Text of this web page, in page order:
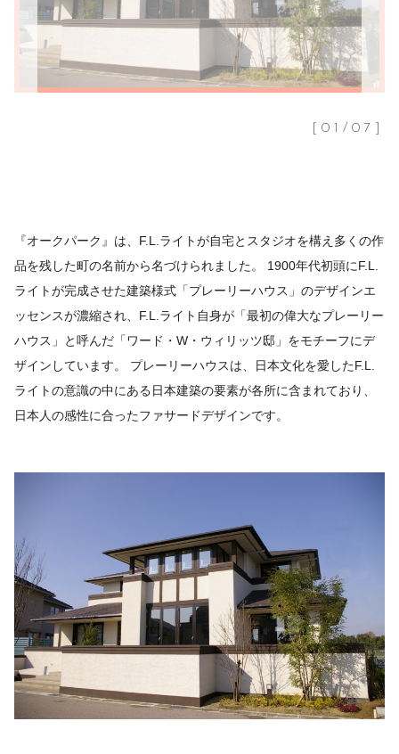
[01 / 07
『オークパーク』は、F.L.ライトが自宅とスタジオを構え多くの作
品を残した町の名前から名づけられました。 1900年代初頭にF.L.
ライトが完成させた建築様式「プレーリーハウス」のデザインエ
ッセンスが濃縮され、F.L.ライト自身が「最初の偉大なプレーリー
ハウス」と呼んだ「ワード・W・ウィリッツ邸」をモチーフにデ
ザインしています。 プレーリーハウスは、日本文化を愛したF.L.
ライトの意識の中にある日本建築の要素が各所に含まれており、
日本人の感性に合ったファサードデザインです。